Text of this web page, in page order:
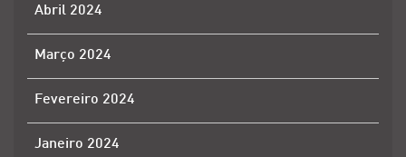
Abril 2024
Março 2024
Fevereiro 2024
Janeiro 2024